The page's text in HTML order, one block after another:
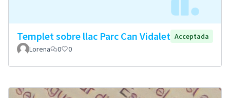
Templet sobre llac Parc Can Vidalet Acceptada
Lorena
0 0